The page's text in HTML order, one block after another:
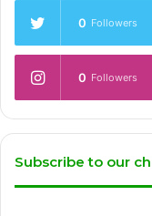
0 Followers
0 Followers
Subscribe to our